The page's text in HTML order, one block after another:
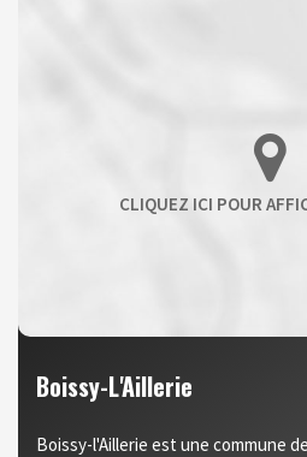
Boissy-L'Aillerie
Boissy-l'Aillerie est une commune